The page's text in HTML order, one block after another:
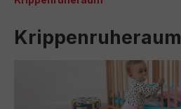
Krippenruheraum